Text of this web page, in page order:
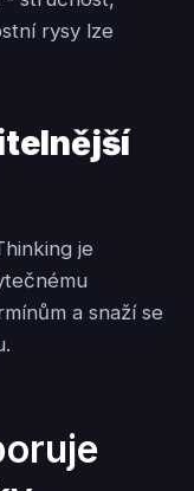
rysy lze
je
a snaží se